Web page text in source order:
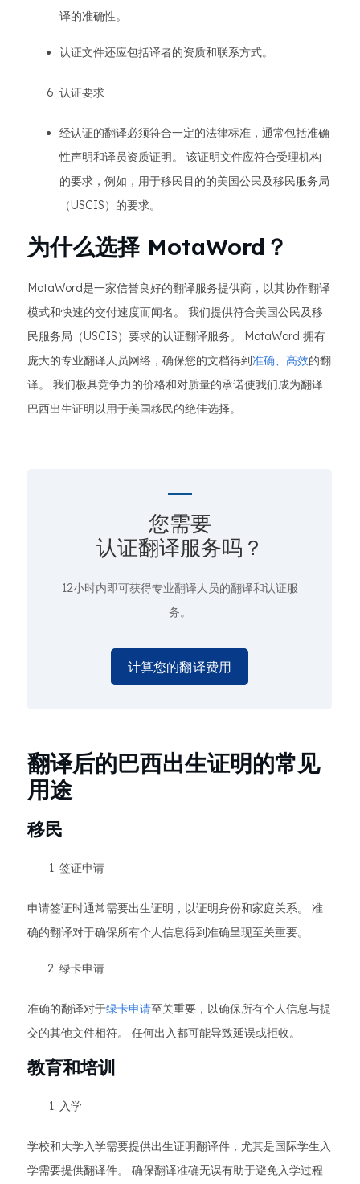
译的准确性。
认证文件还应包括译者的资质和联系方式。
认证要求
经认证的翻译必须符合一定的法律标准，通常包括准确
性声明和译员资质证明。 该证明文件应符合受理机构
的要求，例如，用于移民目的的美国公民及移民服务局
（USCIS）的要求。
为什么选择 MotaWord？
MotaWord是一家信誉良好的翻译服务提供商，以其协作翻译
模式和快速的交付速度而闻名。 我们提供符合美国公民及移
民服务局（USCIS）要求的认证翻译服务。 MotaWord 拥有
庞大的专业翻译人员网络，确保您的文档得到准确、高效的翻
译。 我们极具竞争力的价格和对质量的承诺使我们成为翻译
巴西出生证明以用于美国移民的绝佳选择。
您需要
认证翻译服务吗？
12小时内即可获得专业翻译人员的翻译和认证服
务。
计算您的翻译费用
翻译后的巴西出生证明的常见
用途
移民
签证申请
申请签证时通常需要出生证明，以证明身份和家庭关系。 准
确的翻译对于确保所有个人信息得到准确呈现至关重要。
绿卡申请
准确的翻译对于绿卡申请至关重要，以确保所有个人信息与提
交的其他文件相符。 任何出入都可能导致延误或拒收。
教育和培训
入学
学校和大学入学需要提供出生证明翻译件，尤其是国际学生入
学需要提供翻译件。 确保翻译准确无误有助于避免入学过程